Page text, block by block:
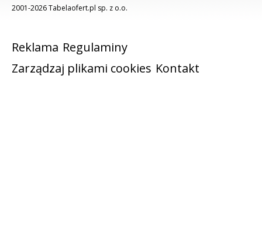
2001-2026 Tabelaofert.pl sp. z o.o.
Reklama Regulaminy
Zarządzaj plikami cookies Kontakt